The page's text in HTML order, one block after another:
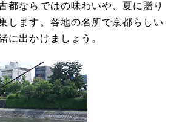
都ならではの味わいや、夏に贈り
します。各地の名所で京都らしい
に出かけましょう。